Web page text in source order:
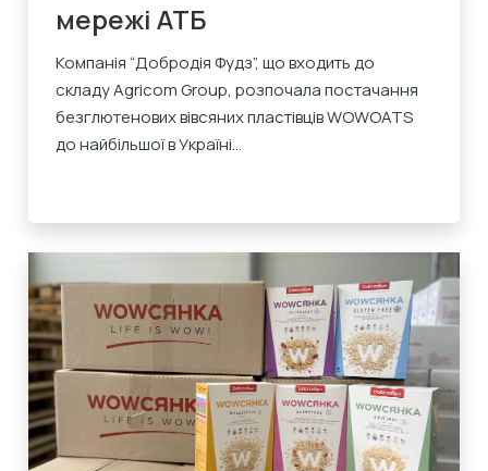
мережі АТБ
Компанія “Добродія Фудз”, що входить до
складу Agricom Group, розпочала постачання
безглютенових вівсяних пластівців WOWOATS
до найбільшої в Україні...